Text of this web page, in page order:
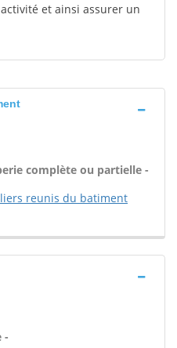
et ainsi assurer un
complète ou partielle -
reunis du batiment
-